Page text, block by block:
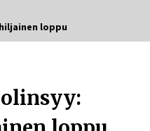
– mitä väitteistä tiedetään?
loppu